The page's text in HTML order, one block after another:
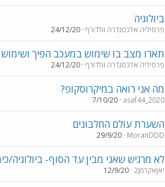
ביולוגיה
פרסיליה אלכסנדרה וולדורף 24/12/20
תארו מצב בו שימוש במעכב הפיך ושימוש
פרסיליה אלכסנדרה וולדורף 24/12/20
מה אני רואה במיקרוסקופ?
asaf44_2020
7/10/20
השערת עולם החלבונים
MoranDDD
29/9/20
לא מרגיש שאני מבין עד הסוף- ביולוגיה/
יאןאקרמן2 12/9/20